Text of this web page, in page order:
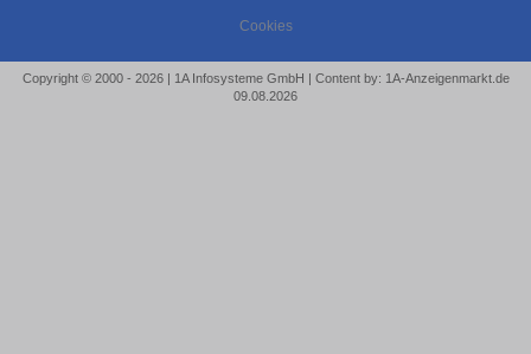
Cookies
Copyright © 2000 - 2026 | 1A Infosysteme GmbH | Content by: 1A-Anzeigenmarkt.de
09.08.2026